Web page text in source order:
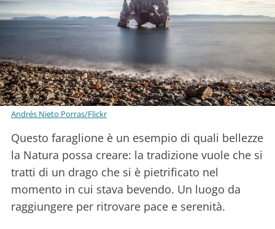
Andrés Nieto Porras/Flickr
Questo faraglione è un esempio di quali bellezze
la Natura possa creare: la tradizione vuole che si
tratti di un drago che si è pietrificato nel
momento in cui stava bevendo. Un luogo da
raggiungere per ritrovare pace e serenità.